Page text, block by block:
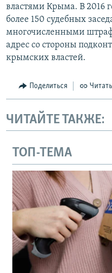
властями Крыма. В 2016
более 150 судебных
многочисленными
адрес со стороны
крымских властей.
Поделиться
ЧИТАЙТЕ ТАКЖЕ:
ТОП-ТЕМА